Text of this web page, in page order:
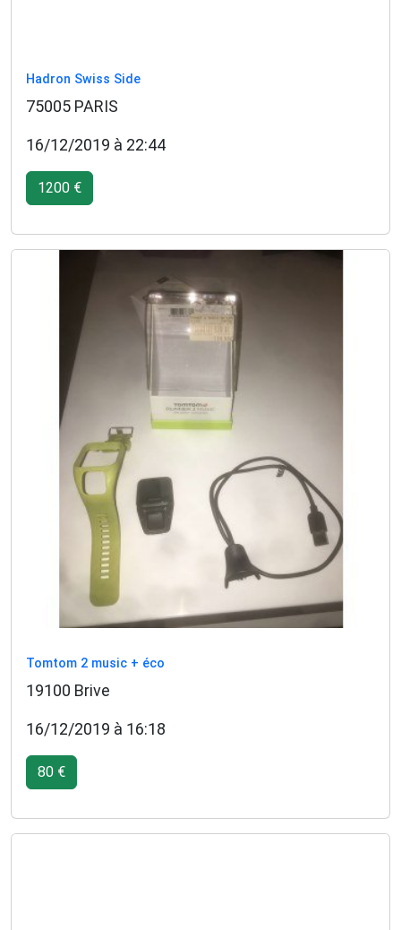
Hadron Swiss Side
75005 PARIS
16/12/2019 à 22:44
1200 €
Tomtom 2 music + éco
19100 Brive
16/12/2019 à 16:18
80 €